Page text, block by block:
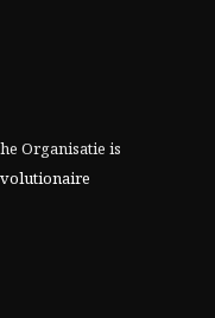
Organisatie is